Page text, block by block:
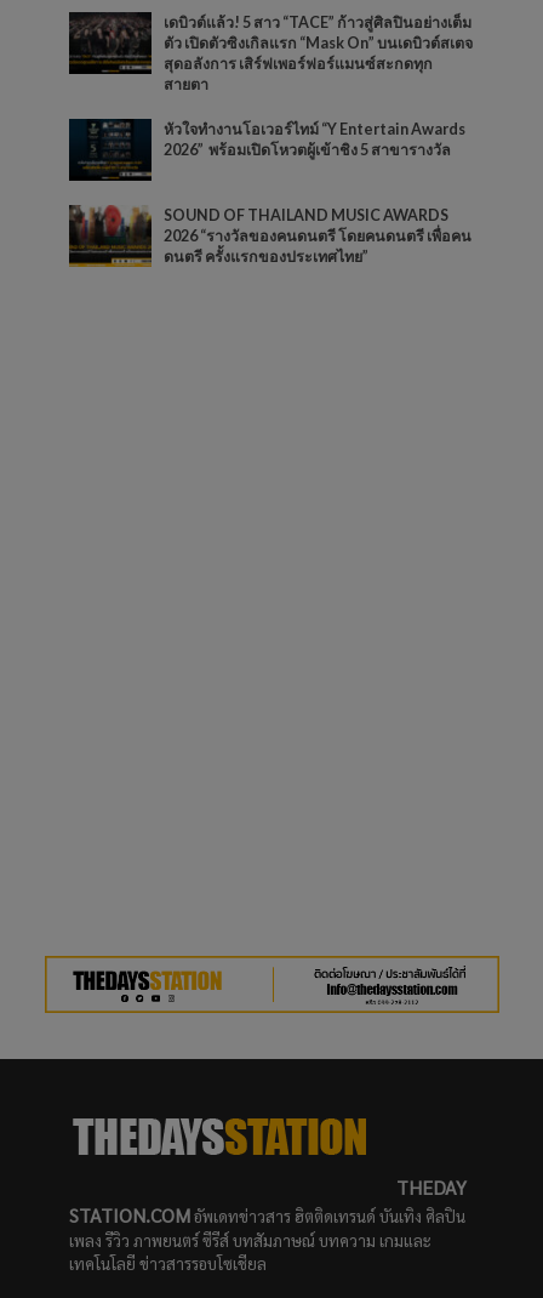
เดบิวต์แล้ว! 5 สาว “TACE” ก้าวสู่ศิลปินอย่างเต็ม
ตัว เปิดตัวซิงเกิลแรก “Mask On” บนเดบิวต์สเตจ
สุดอลังการ เสิร์ฟเพอร์ฟอร์แมนซ์สะกดทุก
สายตา
หัวใจทำงานโอเวอร์ไทม์ “Y Entertain Awards
2026” พร้อมเปิดโหวตผู้เข้าชิง 5 สาขารางวัล
SOUND OF THAILAND MUSIC AWARDS
2026 “รางวัลของคนดนตรี โดยคนดนตรี เพื่อคน
ดนตรี ครั้งแรกของประเทศไทย”
THEDAY
STATION.COM อัพเดทข่าวสาร ฮิตติดเทรนด์ บันเทิง ศิลปิน
เพลง รีวิว ภาพยนตร์ ซีรีส์ บทสัมภาษณ์ บทความ เกมและ
เทคโนโลยี ข่าวสารรอบโซเชียล